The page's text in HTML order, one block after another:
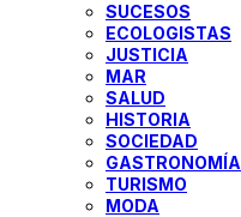
SUCESOS
ECOLOGISTAS
JUSTICIA
MAR
SALUD
HISTORIA
SOCIEDAD
GASTRONOMÍA
TURISMO
MODA